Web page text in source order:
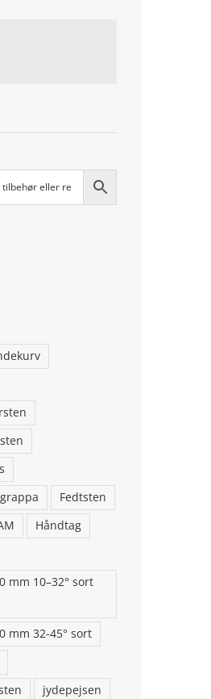
Fedtsten
Håndtag
mm 10–32° sort
mm 32-45° sort
jydepejsen